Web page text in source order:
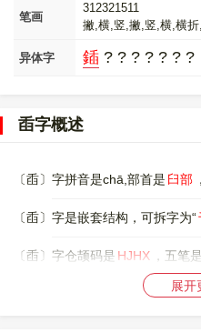
笔画
312321511
撇,横,竖,撇,竖,横,横
异体字 鍤 ? ? ? ? ? ? ?
臿字概述
〔臿〕字拼音是chā,部首是 臼部
〔臿〕字是嵌套结构，可拆字为“
〔臿〕字仓颉码是 HJHX ，五笔是
MENB，
展开